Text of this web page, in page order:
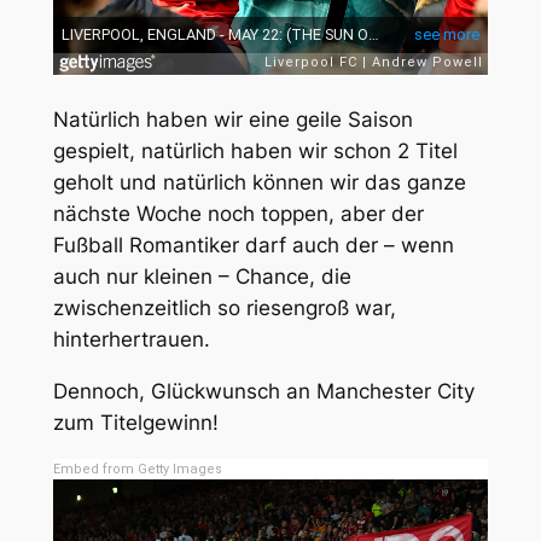
Natürlich haben wir eine geile Saison
gespielt, natürlich haben wir schon 2 Titel
geholt und natürlich können wir das ganze
nächste Woche noch toppen, aber der
Fußball Romantiker darf auch der – wenn
auch nur kleinen – Chance, die
zwischenzeitlich so riesengroß war,
hinterhertrauen.
Dennoch, Glückwunsch an Manchester City
zum Titelgewinn!
Embed from Getty Images